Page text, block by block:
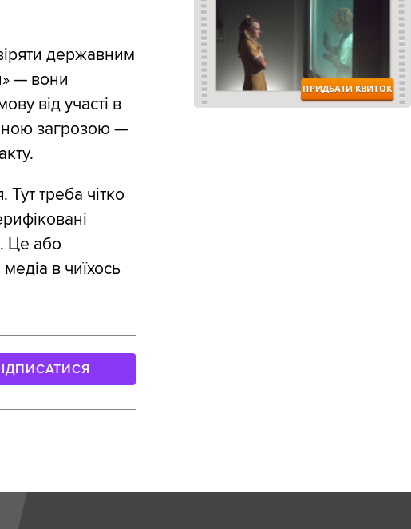
державним
— вони
від участі в
загрозою —
треба чітко
Це або
в чиїхось